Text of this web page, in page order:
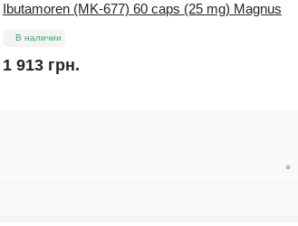
Сустанон Sustandrol 5 amp x 250 mg/ml
В наличии